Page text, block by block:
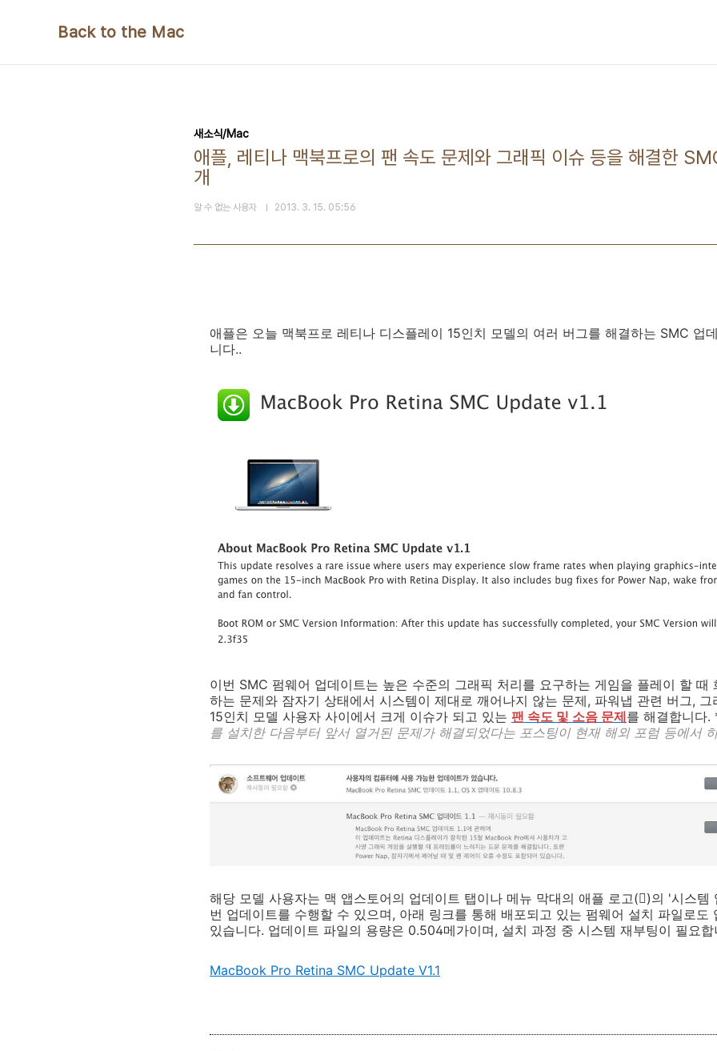
Back to the Mac
새소식/Mac
애플, 레티나 맥북프로의 팬 속도 문제와 그래픽 이슈 등을 해결한
개
알 수 없는 사용자 2013. 3. 15. 05:56
애플은 오늘 맥북프로 레티나 디스플레이 15인치 모델의 여러 버그를 해결하는 SMC 업
니다..
이번 SMC 펌웨어 업데이트는 높은 수준의 그래픽 처리를 요구하는 게임을 플레이 할 때
하는 문제와 잠자기 상태에서 시스템이 제대로 깨어나지 않는 문제, 파워냅 관련 버그,
15인치 모델 사용자 사이에서 크게 이슈가 되고 있는 팬 속도 및 소음 문제를 해결합니다.
를 설치한 다음부터 앞서 열거된 문제가 해결되었다는 포스팅이 현재 해외 포럼 등에서
해당 모델 사용자는 맥 앱스토어의 업데이트 탭이나 메뉴 막대의 애플 로고()의 '시스템
번 업데이트를 수행할 수 있으며, 아래 링크를 통해 배포되고 있는 펌웨어 설치 파일로도
있습니다. 업데이트 파일의 용량은 0.504메가이며, 설치 과정 중 시스템 재부팅이 필요합
MacBook Pro Retina SMC Update V1.1